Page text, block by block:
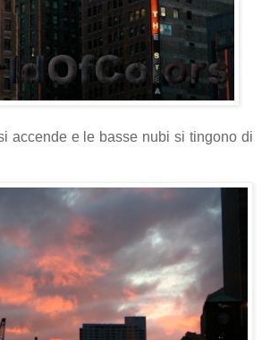
accende e le basse nubi si tingono di